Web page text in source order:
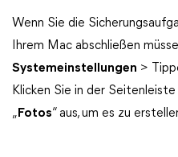
Wenn Sie die
Ihrem Mac abschließen
Systemeinstellungen >
Klicken Sie in der Seitenleiste
„ Fotos“ aus, um es zu